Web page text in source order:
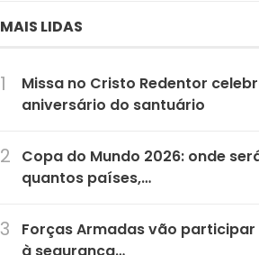
MAIS LIDAS
Missa no Cristo Redentor
aniversário do santuário
Copa do Mundo 2026: onde
quantos países,…
Forças Armadas vão participar
à segurança…